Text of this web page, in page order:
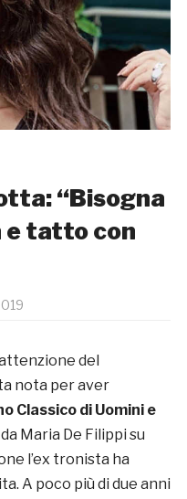
“Bisogna
e tatto con
del
nota per aver
Classico di Uomini e
Maria De Filippi su
l’ex tronista ha
A poco più di due anni